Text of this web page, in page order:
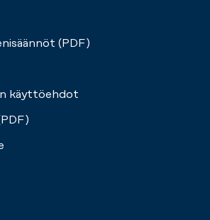
(PDF)
käyttöehdot